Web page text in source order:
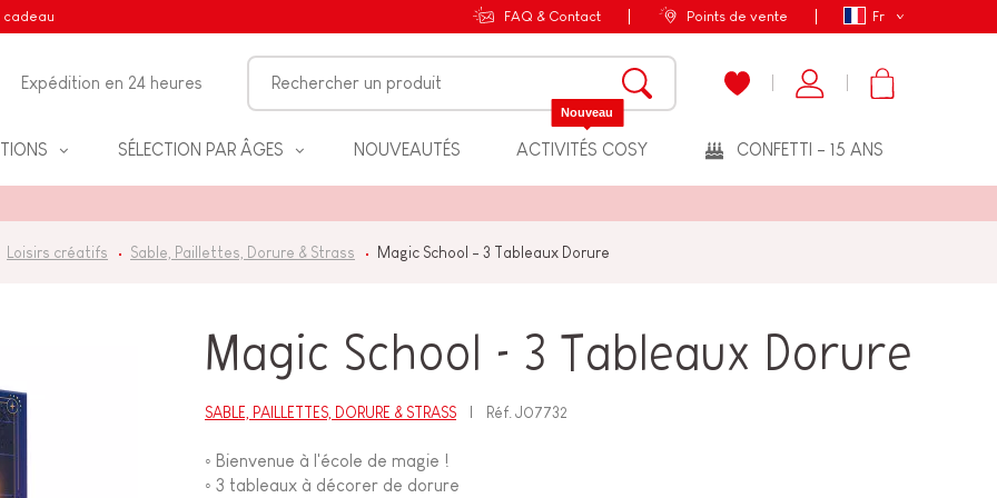
Fr
cadeau FAQ & Contact Points de vente
Expédition en 24 heures
SÉLECTION PAR ÂGES NOUVEAUTÉS ACTIVITÉS COSY
Nouveau
CONFETTI - 15 ANS
Loisirs créatifs Sable, Paillettes, Dorure & Strass Magic School - 3 Tableaux Dorure
Magic School - 3 Tableaux Dorure
SABLE, PAILLETTES, DORURE & STRASS Réf.J07732
◦ Bienvenue à l'école de magie !
◦ 3 tableaux à décorer de dorure